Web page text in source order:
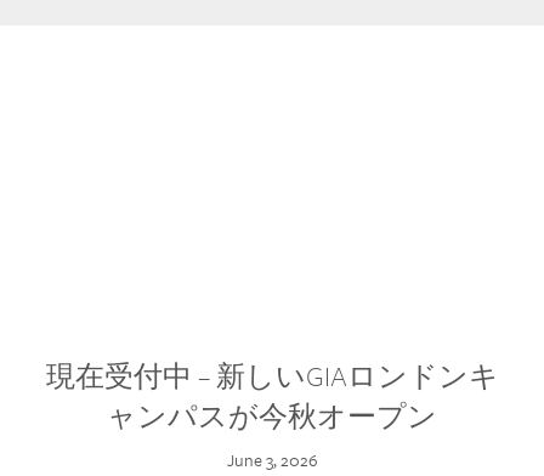
現在受付中 – 新しいGIAロンドンキ
ャンパスが今秋オープン
June 3, 2026